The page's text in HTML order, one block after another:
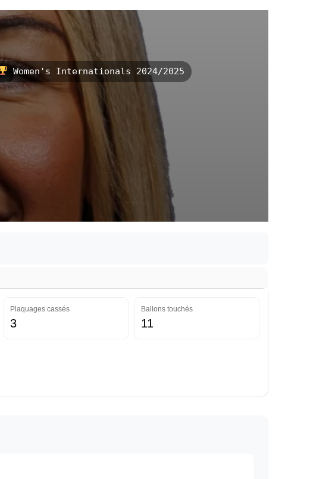
Women's Internationals 2024/2025
Plaquages cassés
3
Ballons touchés
11